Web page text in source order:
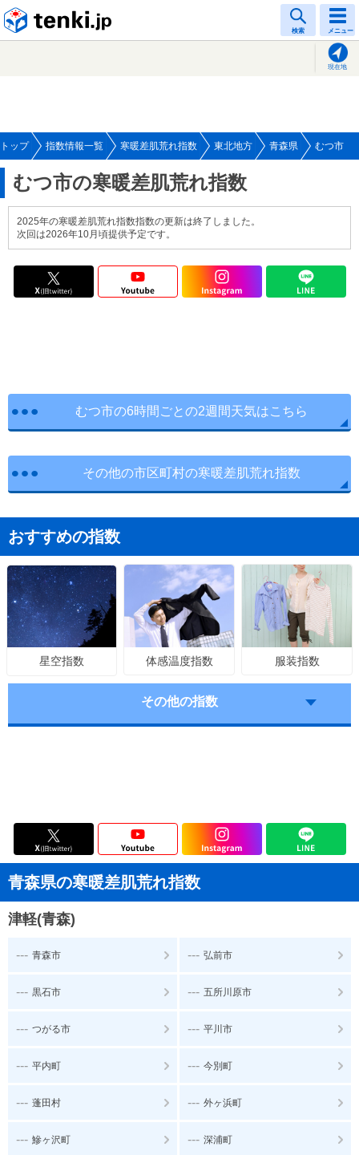
検索 メニュー
現在地
トップ 指数情報一覧 寒暖差肌荒れ指数 東北地方 青森県 むつ市
むつ市の寒暖差肌荒れ指数
2025年の寒暖差肌荒れ指数指数の更新は終了しました。
次回は2026年10月頃提供予定です。
むつ市の6時間ごとの2週間天気はこちら
その他の市区町村の寒暖差肌荒れ指数
おすすめの指数
星空指数 体感温度指数 服装指数
その他の指数
青森県の寒暖差肌荒れ指数
津軽(青森)
--- 青森市 --- 弘前市
--- 黒石市 --- 五所川原市
--- つがる市 --- 平川市
--- 平内町 --- 今別町
--- 蓬田村 --- 外ヶ浜町
--- 鰺ヶ沢町 --- 深浦町